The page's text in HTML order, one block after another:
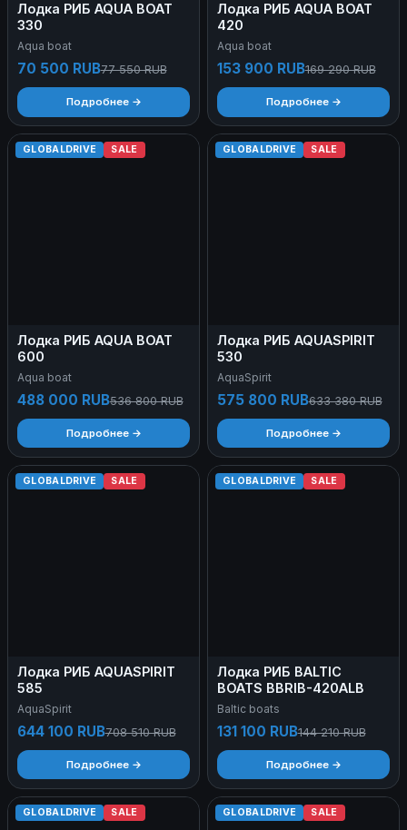
Лодка РИБ AQUA BOAT
330
Aqua boat
70 500 RUB77 550 RUB
Подробнее →
Лодка РИБ AQUA BOAT
420
Aqua boat
153 900 RUB169 290 RUB
Подробнее →
GLOBALDRIVE SALE
Лодка РИБ AQUA BOAT
600
Aqua boat
488 000 RUB536 800 RUB
Подробнее →
GLOBALDRIVE SALE
Лодка РИБ AQUASPIRIT
530
AquaSpirit
575 800 RUB633 380 RUB
Подробнее →
GLOBALDRIVE SALE
Лодка РИБ AQUASPIRIT
585
AquaSpirit
644 100 RUB708 510 RUB
Подробнее →
GLOBALDRIVE SALE
Лодка РИБ BALTIC
BOATS BBRIB-420ALB
Baltic boats
131 100 RUB144 210 RUB
Подробнее →
GLOBALDRIVE SALE GLOBALDRIVE SALE